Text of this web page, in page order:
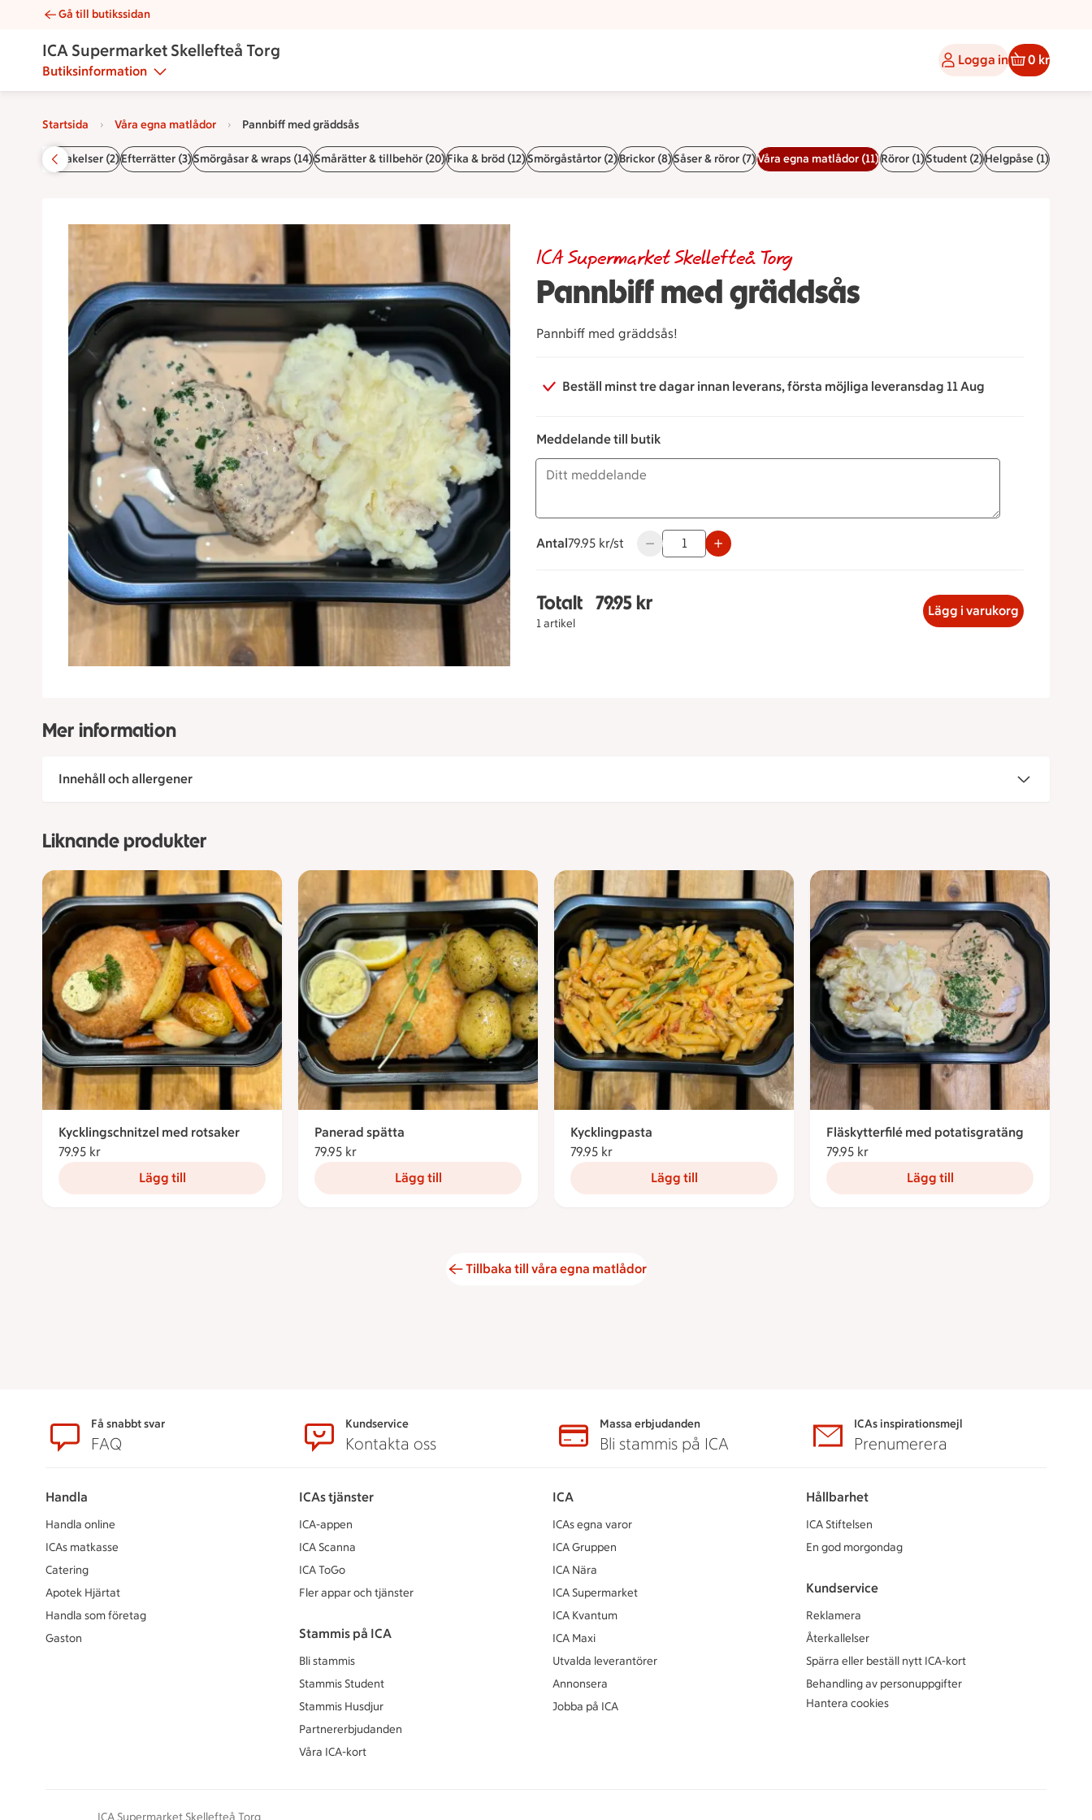
Pannbiff med gräddsås | Catering ICA Supermarket Skellefteå Torg
Gå till butikssidan
ICA Supermarket Skellefteå Torg
Butiksinformation
Logga in 0 kr
Startsida Våra egna matlådor Pannbiff med gräddsås
Tårtor & bakelser (2)Efterrätter (3)Smörgåsar & wraps (14)Smårätter & tillbehör (20)Fika & bröd (12)Smörgåstårtor (2)Brickor (8)Såser & röror (7)Våra egna matlådor (11)Röror (1)Student (2)Helgpåse (1)
Pannbiff med gräddsås
ICA Supermarket Skellefteå Torg
Pannbiff med gräddsås!
Beställ minst tre dagar innan leverans, första möjliga leveransdag 11 Aug
Meddelande till butik
Antal
79.95 kronor styck
79.95 kr/st Använd knapparna för att minska eller öka värdet, eller ange ett värde
Totalt
1 artikel
Totalt 1 stycken Pannbiff med gräddsås, 79.95 kronor
79.95 kr Lägg i varukorg
Mer information
Innehåll och allergener
Liknande produkter
Kycklingschnitzel med rotsaker
79.95 kr
Lägg till
Panerad spätta
79.95 kr
Lägg till
Kycklingpasta
79.95 kr
Lägg till
Fläskytterfilé med potatisgratäng
79.95 kr
Lägg till
Tillbaka till våra egna matlådor
SidfotFå snabbt svar
FAQ
Kundservice
Kontakta oss
Massa erbjudanden
Bli stammis på ICA
ICAs inspirationsmejl
Prenumerera
Handla
Handla online
ICAs matkasse
Catering
Apotek Hjärtat
Handla som företag
Gaston
ICAs tjänster
ICA-appen
ICA Scanna
ICA ToGo
Fler appar och tjänster
Stammis på ICA
Bli stammis
Stammis Student
Stammis Husdjur
Partnererbjudanden
Våra ICA-kort
ICA
ICAs egna varor
ICA Gruppen
ICA Nära
ICA Supermarket
ICA Kvantum
ICA Maxi
Utvalda leverantörer
Annonsera
Jobba på ICA
Hållbarhet
ICA Stiftelsen
En god morgondag
Kundservice
Reklamera
Återkallelser
Spärra eller beställ nytt ICA-kort
Behandling av personuppgifter
Hantera cookies
ICA Supermarket Skellefteå Torg